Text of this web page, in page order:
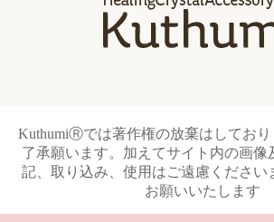
KuthumiⓇでは著作権の放棄はしてお
了承願います。加えてサイト内の画像
記、取り込み、使用はご遠慮ください
お願いいたします